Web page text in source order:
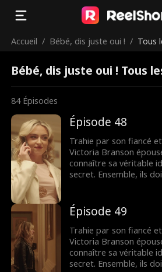
Accueil / Bébé, dis juste oui ! / Tous
Bébé, dis juste oui ! Tous
84 Épisodes
Épisode 48
Trahie par son fiancé
Victoria Branson
connaître sa véritable
secret. Ensemble, ils
trouver leur fin heureuse.
Épisode 49
Trahie par son fiancé
Victoria Branson
connaître sa véritable
secret. Ensemble, ils